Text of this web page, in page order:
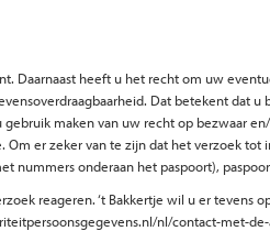
Daarnaast heeft u het recht om uw
Dat betekent dat u
maken van uw recht op bezwaar
er zeker van te zijn dat het verzoek tot
nummers onderaan het paspoort),
reageren. ‘t Bakkertje wil u er tevens
nl/contact-met-